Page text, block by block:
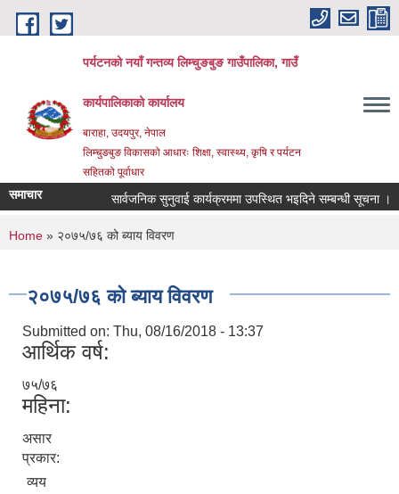
Skip to main content
पर्यटनको नयाँ गन्तव्य लिम्चुङबुङ गाउँपालिका, गाउँ
कार्यपालिकाको कार्यालय
बाराहा, उदयपुर, नेपाल
लिम्चुङबुङ विकासको आधारः शिक्षा, स्वास्थ्य, कृषि र पर्यटन
सहितको पूर्वाधार
समाचार सार्वजनिक सुनुवाई कार्यक्रममा उपस्थित भइदिने सम्बन्धी सूचना ।
You are here
Home » २०७५/७६ को ब्याय विवरण
२०७५/७६ को ब्याय विवरण
Submitted on: Thu, 08/16/2018 - 13:37
आर्थिक वर्ष:
७५/७६
महिना:
असार
प्रकार:
व्यय